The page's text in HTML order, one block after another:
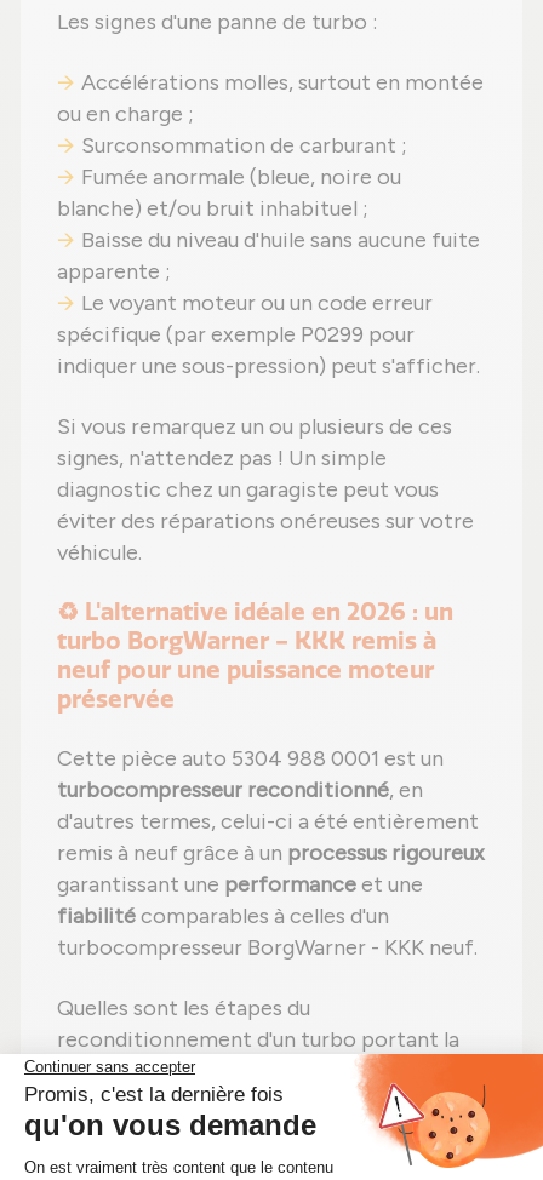
Les signes d'une panne de turbo :
Accélérations molles, surtout en montée
ou en charge ;
Surconsommation de carburant ;
Fumée anormale (bleue, noire ou
blanche) et/ou bruit inhabituel ;
Baisse du niveau d'huile sans aucune fuite
apparente ;
Le voyant moteur ou un code erreur
spécifique (par exemple P0299 pour
indiquer une sous-pression) peut s'afficher.
Si vous remarquez un ou plusieurs de ces
signes, n'attendez pas ! Un simple
diagnostic chez un garagiste peut vous
éviter des réparations onéreuses sur votre
véhicule.
♻️ L'alternative idéale en 2026 : un
turbo BorgWarner - KKK remis à
neuf pour une puissance moteur
préservée
Cette pièce auto 5304 988 0001 est un
turbocompresseur reconditionné, en
d'autres termes, celui-ci a été entièrement
remis à neuf grâce à un processus rigoureux
garantissant une performanceet une
fiabilitécomparables à celles d'un
turbocompresseur BorgWarner - KKK neuf.
Quelles sont les étapes du
reconditionnement d'un turbo portant la
référence 5304 988 0001 ?
Étape 1 :Désassemblage
total pour une
vérification complète ;